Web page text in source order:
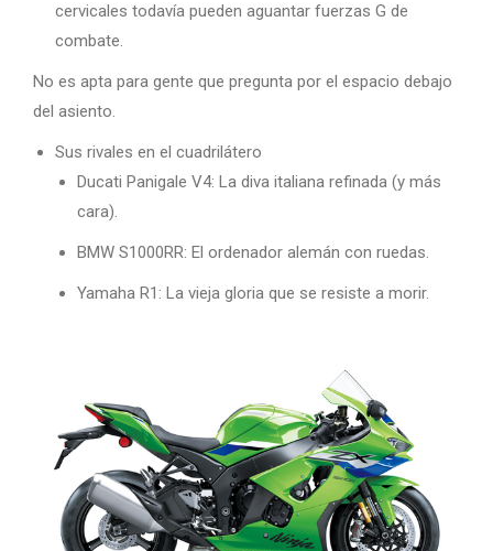
cervicales todavía pueden aguantar fuerzas G de
combate.
No es apta para gente que pregunta por el espacio debajo
del asiento.
Sus rivales en el cuadrilátero
Ducati Panigale V4: La diva italiana refinada (y más
cara).
BMW S1000RR: El ordenador alemán con ruedas.
Yamaha R1: La vieja gloria que se resiste a morir.